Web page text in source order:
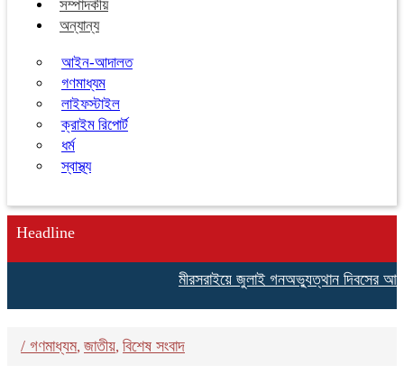
সম্পাদকীয়
অন্যান্য
আইন-আদালত
গণমাধ্যম
লাইফস্টাইল
ক্রাইম রিপোর্ট
ধর্ম
স্বাস্থ্য
Headline
মীরসরাইয়ে জুলাই গনঅভ্যুত্থান দিবসের
/ গণমাধ্যম, জাতীয়, বিশেষ সংবাদ